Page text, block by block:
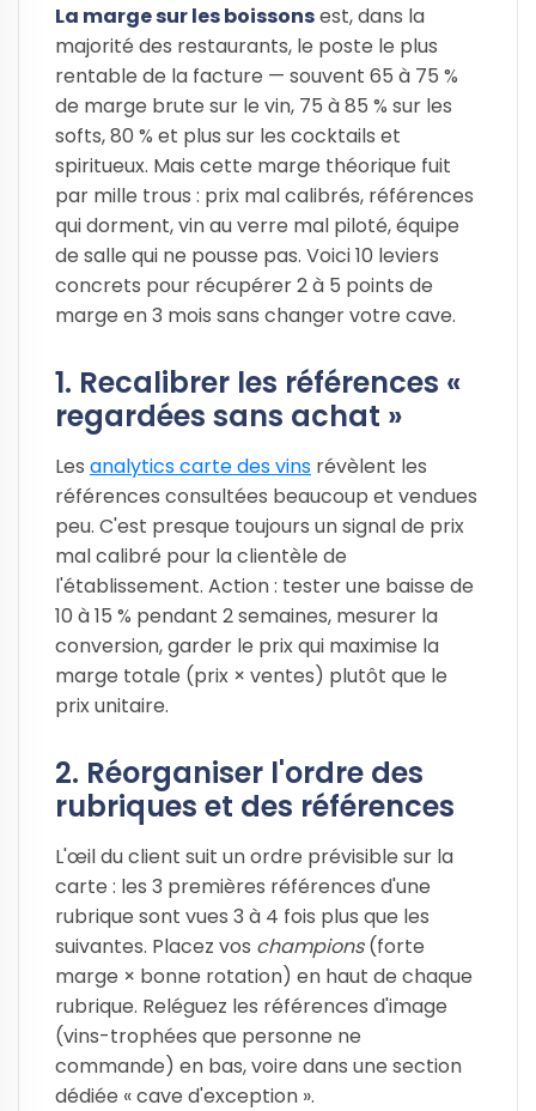
La marge sur les boissonsest, dans la
majorité des restaurants, le poste le plus
rentable de la facture — souvent 65 à 75 %
de marge brute sur le vin, 75 à 85 % sur les
softs, 80 % et plus sur les cocktails et
spiritueux. Mais cette marge théorique fuit
par mille trous : prix mal calibrés, références
qui dorment, vin au verre mal piloté, équipe
de salle qui ne pousse pas. Voici 10 leviers
concrets pour récupérer 2 à 5 points de
marge en 3 mois sans changer votre cave.
1. Recalibrer les références «
regardées sans achat »
Les analytics carte des vins révèlent les
références consultées beaucoup et vendues
peu. C'est presque toujours un signal de prix
mal calibré pour la clientèle de
l'établissement. Action : tester une baisse de
10 à 15 % pendant 2 semaines, mesurer la
conversion, garder le prix qui maximise la
marge totale (prix × ventes) plutôt que le
prix unitaire.
2. Réorganiser l'ordre des
rubriques et des références
L'œil du client suit un ordre prévisible sur la
carte : les 3 premières références d'une
rubrique sont vues 3 à 4 fois plus que les
suivantes. Placez vos champions(forte
marge × bonne rotation) en haut de chaque
rubrique. Reléguez les références d'image
(vins-trophées que personne ne
commande) en bas, voire dans une section
dédiée « cave d'exception ».